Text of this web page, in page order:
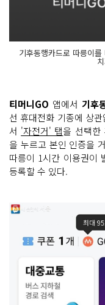
기후동행카드로 따릉이
티머니GO 앱에서 기후
선 휴대전화 기종에 상
서 '자전거' 탭을 선택한
을 누르고 본인 인증을
따릉이 1시간 이용권이
등록할 수 있다.